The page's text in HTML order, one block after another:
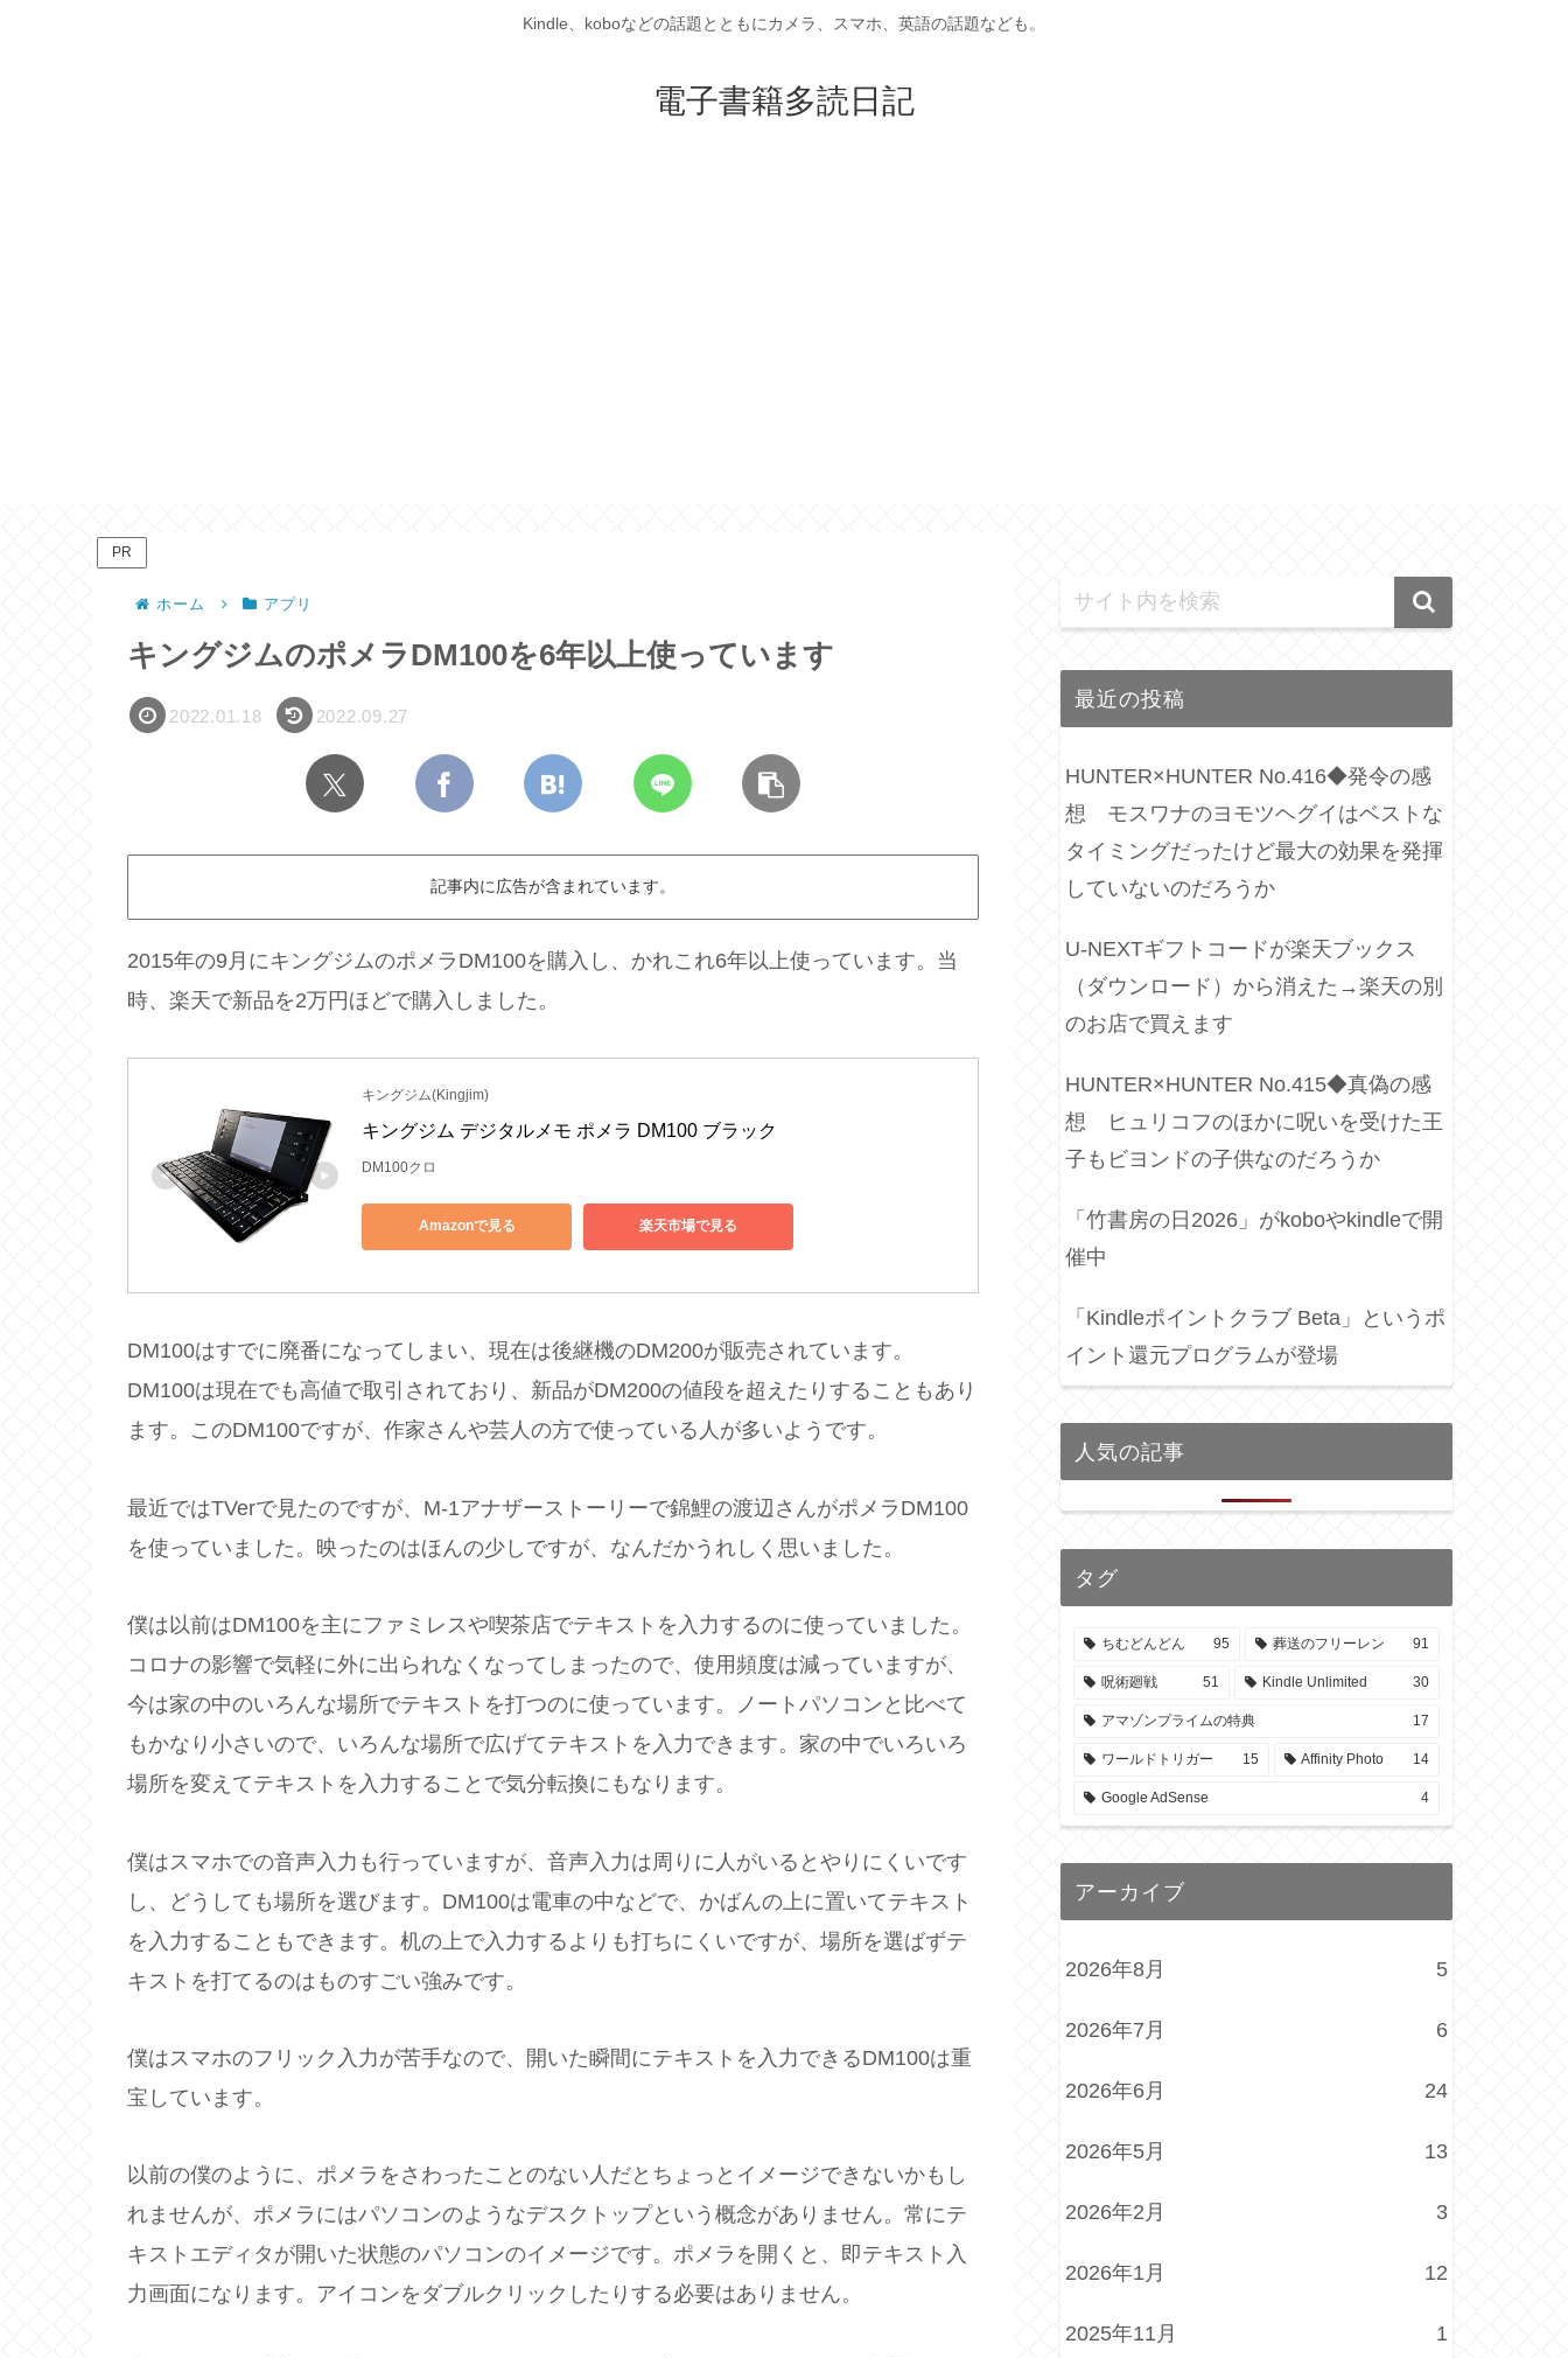
Kindle、koboなどの話題とともにカメラ、スマホ、英語の話題なども。
電子書籍多読日記
PR
ホーム アプリ
キングジムのポメラDM100を6年以上使っています
2022.01.18 2022.09.27
記事内に広告が含まれています。
2015年の9月にキングジムのポメラDM100を購入し、かれこれ6年以上使っています。当
時、楽天で新品を2万円ほどで購入しました。
キングジム(Kingjim)
キングジム デジタルメモ ポメラ DM100 ブラック
DM100クロ
Amazonで見る 楽天市場で見る
DM100はすでに廃番になってしまい、現在は後継機のDM200が販売されています。
DM100は現在でも高値で取引されており、新品がDM200の値段を超えたりすることもあり
ます。このDM100ですが、作家さんや芸人の方で使っている人が多いようです。
最近ではTVerで見たのですが、M-1アナザーストーリーで錦鯉の渡辺さんがポメラDM100
を使っていました。映ったのはほんの少しですが、なんだかうれしく思いました。
僕は以前はDM100を主にファミレスや喫茶店でテキストを入力するのに使っていました。
コロナの影響で気軽に外に出られなくなってしまったので、使用頻度は減っていますが、
今は家の中のいろんな場所でテキストを打つのに使っています。ノートパソコンと比べて
もかなり小さいので、いろんな場所で広げてテキストを入力できます。家の中でいろいろ
場所を変えてテキストを入力することで気分転換にもなります。
僕はスマホでの音声入力も行っていますが、音声入力は周りに人がいるとやりにくいです
し、どうしても場所を選びます。DM100は電車の中などで、かばんの上に置いてテキスト
を入力することもできます。机の上で入力するよりも打ちにくいですが、場所を選ばずテ
キストを打てるのはものすごい強みです。
僕はスマホのフリック入力が苦手なので、開いた瞬間にテキストを入力できるDM100は重
宝しています。
以前の僕のように、ポメラをさわったことのない人だとちょっとイメージできないかもし
れませんが、ポメラにはパソコンのようなデスクトップという概念がありません。常にテ
キストエディタが開いた状態のパソコンのイメージです。ポメラを開くと、即テキスト入
力画面になります。アイコンをダブルクリックしたりする必要はありません。
最近の投稿
HUNTER×HUNTER No.416◆発令の感
想 モスワナのヨモツヘグイはベストな
タイミングだったけど最大の効果を発揮
していないのだろうか
U-NEXTギフトコードが楽天ブックス
（ダウンロード）から消えた→楽天の別
のお店で買えます
HUNTER×HUNTER No.415◆真偽の感
想 ヒュリコフのほかに呪いを受けた王
子もビヨンドの子供なのだろうか
「竹書房の日2026」がkoboやkindleで開
催中
「Kindleポイントクラブ Beta」というポ
イント還元プログラムが登場
人気の記事
タグ
ちむどんどん 95 葬送のフリーレン 91
呪術廻戦 51 Kindle Unlimited 30
アマゾンプライムの特典 17
ワールドトリガー 15 Affinity Photo 14
Google AdSense 4
アーカイブ
2026年8月 5
2026年7月 6
2026年6月 24
2026年5月 13
2026年2月 3
2026年1月 12
2025年11月 1